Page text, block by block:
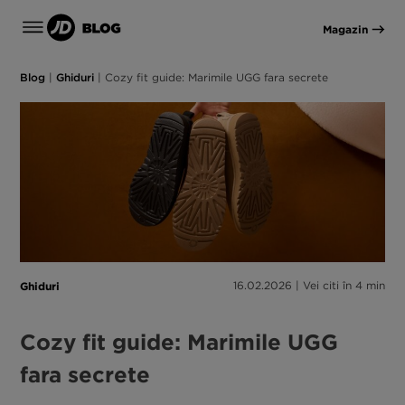
Magazin
Blog | Ghiduri | Cozy fit guide: Marimile UGG fara secrete
Ghiduri 16.02.2026 | Vei citi în 4 min
Cozy fit guide: Marimile UGG
fara secrete